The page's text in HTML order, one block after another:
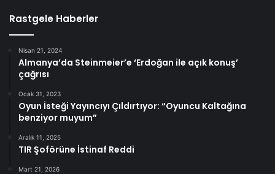
Rastgele Haberler
Nisan 21, 2024
Almanya’da Steinmeier’e ‘Erdoğan ile açık konuş’
çağrısı
Ocak 31, 2023
Oyun İsteği Yayıncıyı Çıldırtıyor: “Oyuncu Kaltağına
benziyor muyum”
Aralık 11, 2025
TIR Şoförüne İstinaf Reddi
Mart 21, 2026